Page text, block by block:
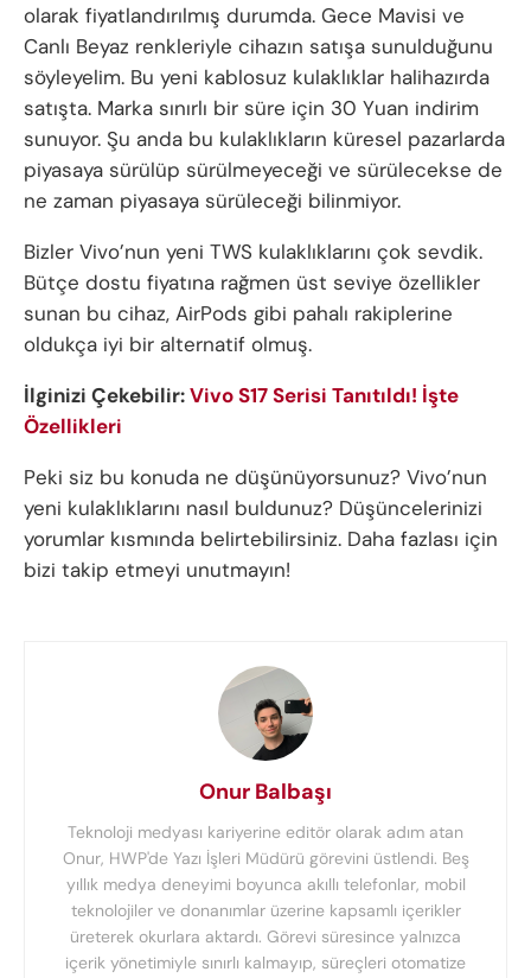
olarak fiyatlandırılmış durumda. Gece Mavisi ve
Canlı Beyaz renkleriyle cihazın satışa sunulduğunu
söyleyelim. Bu yeni kablosuz kulaklıklar halihazırda
satışta. Marka sınırlı bir süre için 30 Yuan indirim
sunuyor. Şu anda bu kulaklıkların küresel pazarlarda
piyasaya sürülüp sürülmeyeceği ve sürülecekse de
ne zaman piyasaya sürüleceği bilinmiyor.
Bizler Vivo’nun yeni TWS kulaklıklarını çok sevdik.
Bütçe dostu fiyatına rağmen üst seviye özellikler
sunan bu cihaz, AirPods gibi pahalı rakiplerine
oldukça iyi bir alternatif olmuş.
İlginizi Çekebilir:Vivo S17 Serisi Tanıtıldı! İşte
Özellikleri
Peki siz bu konuda ne düşünüyorsunuz? Vivo’nun
yeni kulaklıklarını nasıl buldunuz? Düşüncelerinizi
yorumlar kısmında belirtebilirsiniz. Daha fazlası için
bizi takip etmeyi unutmayın!
Onur Balbaşı
Teknoloji medyası kariyerine editör olarak adım atan
Onur, HWP'de Yazı İşleri Müdürü görevini üstlendi. Beş
yıllık medya deneyimi boyunca akıllı telefonlar, mobil
teknolojiler ve donanımlar üzerine kapsamlı içerikler
üreterek okurlara aktardı. Görevi süresince yalnızca
içerik yönetimiyle sınırlı kalmayıp, süreçleri otomatize